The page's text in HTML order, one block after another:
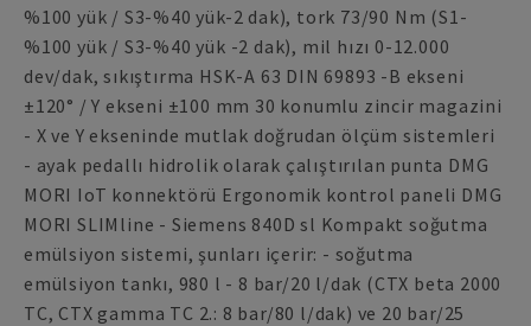
%100 yük / S3-%40 yük-2 dak), tork 73/90 Nm (S1-
%100 yük / S3-%40 yük -2 dak), mil hızı 0-12.000
dev/dak, sıkıştırma HSK-A 63 DIN 69893 -B ekseni
±120° / Y ekseni ±100 mm 30 konumlu zincir magazini
- X ve Y ekseninde mutlak doğrudan ölçüm sistemleri
- ayak pedallı hidrolik olarak çalıştırılan punta DMG
MORI IoT konnektörü Ergonomik kontrol paneli DMG
MORI SLIMline - Siemens 840D sl Kompakt soğutma
emülsiyon sistemi, şunları içerir: - soğutma
emülsiyon tankı, 980 l - 8 bar/20 l/dak (CTX beta 2000
TC, CTX gamma TC 2.: 8 bar/80 l/dak) ve 20 bar/25